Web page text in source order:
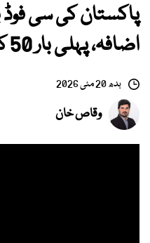
پاکستان کی سی
اضافہ، پہلی بار 50 کروڑ ڈالر کا ہدف عبور
بدھ 20 مئی 2026
وقاص خان